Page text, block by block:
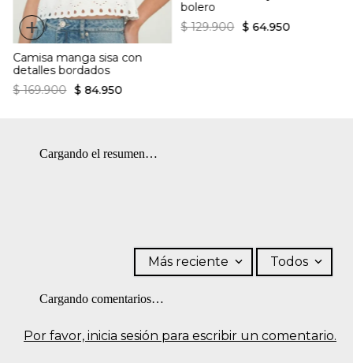
+
Camisa manga sisa con
detalles bordados
$ 169.900 $ 84.950
bolero
$ 129.900 $ 64.950
Cargando el resumen…
Por favor, inicia sesión para escribir un comentario.
Más reciente Todos
Cargando comentarios…